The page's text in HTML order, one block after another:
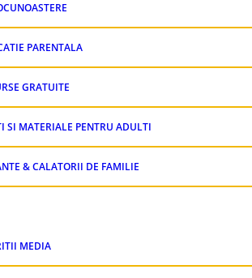
PARENTALA
GRATUITE
SI MATERIALE PENTRU ADULTI
& CALATORII DE FAMILIE
MEDIA